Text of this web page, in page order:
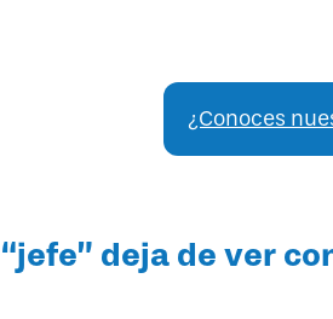
¿Conoces
deja de ver